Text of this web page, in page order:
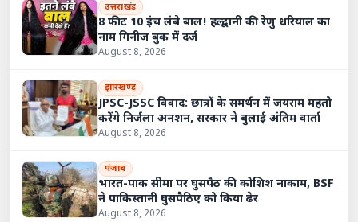
उत्तराखंड
8 फीट 10 इंच लंबे बाल! हल्द्वानी की रेणु धरियाल का
नाम गिनीज बुक में दर्ज
August 8, 2026
झारखण्ड
JPSC-JSSC विवाद: छात्रों के समर्थन में जयराम महतो
करेंगे निर्जला अनशन, सरकार ने बुलाई अंतिम वार्ता
August 8, 2026
पंजाब
भारत-पाक सीमा पर घुसपैठ की कोशिश नाकाम, BSF
ने पाकिस्तानी घुसपैठिए को किया ढेर
August 8, 2026